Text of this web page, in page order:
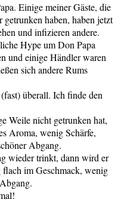
Einige meiner Gäste, die
haben, haben jetzt
und infizieren andere.
Hype um Don Papa
und einige Händler waren
sich andere Rums
überall. Ich finde den
Weile nicht getrunken hat,
Aroma, wenig Schärfe,
Abgang.
wieder trinkt, dann wird er
im Geschmack, wenig